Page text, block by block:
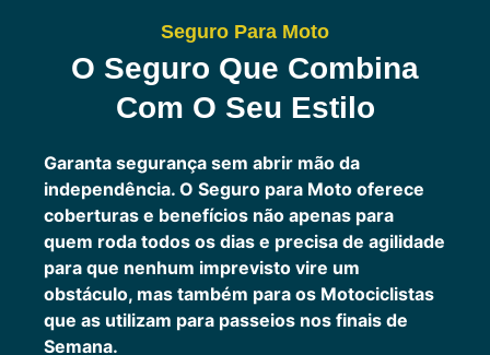
Seguro Para Moto
O Seguro Que Combina
Com O Seu Estilo
Garanta segurança sem abrir mão da
independência. O Seguro para Moto oferece
coberturas e benefícios não apenas para
quem roda todos os dias e precisa de agilidade
para que nenhum imprevisto vire um
obstáculo, mas também para os Motociclistas
que as utilizam para passeios nos finais de
Semana.